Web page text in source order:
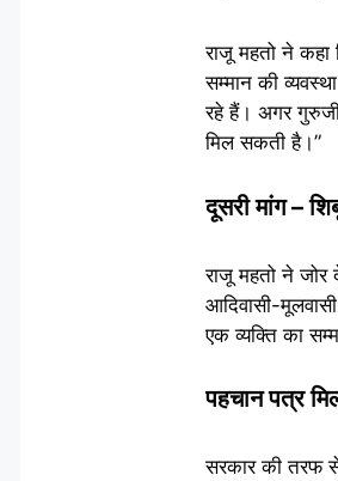
राजू महतो ने
सम्मान की
रहे हैं। अगर
मिल सकती है।”
दूसरी मांग –
राजू महतो ने
आदिवासी-
एक व्यक्ति का
पहचान पत्र
सरकार की तरफ